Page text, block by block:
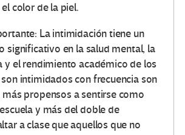
color de la piel.
La intimidación tiene un
significativo en la salud mental, la
y el rendimiento académico de los
intimidados con frecuencia son
más propensos a sentirse como
y más del doble de
a clase que aquellos que no